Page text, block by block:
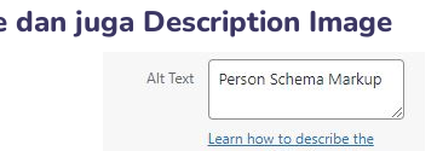
juga Description Image